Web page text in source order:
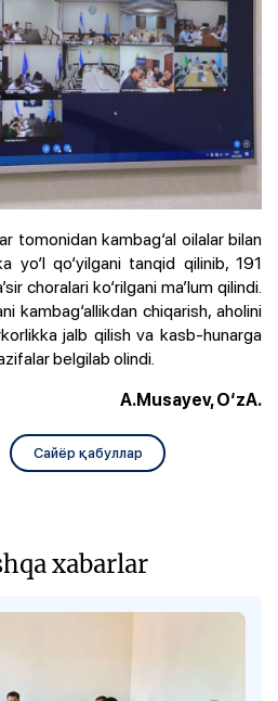
tomonidan kambag‘al oilalar bilan
yo‘l qo‘yilgani tanqid qilinib, 191
choralari ko‘rilgani ma’lum qilindi.
kambag‘allikdan chiqarish, aholini
jalb qilish va kasb-hunarga
belgilab olindi.
A.Musayev, O‘zA.
Сайёр қабуллар
xabarlar